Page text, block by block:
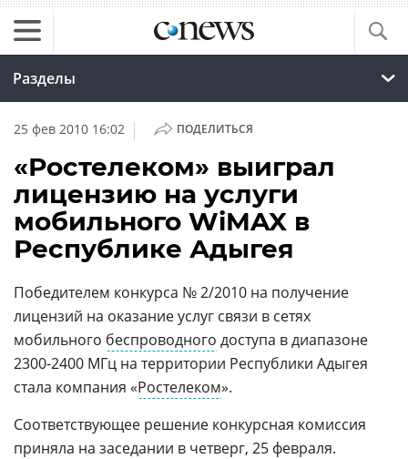
Разделы
25 фев 2010 16:02 | ПОДЕЛИТЬСЯ
«Ростелеком» выиграл
лицензию на услуги
мобильного WiMAX в
Республике Адыгея
Победителем конкурса № 2/2010 на получение
лицензий на оказание услуг связи в сетях
мобильного беспроводного доступа в диапазоне
2300-2400 МГц на территории Республики Адыгея
стала компания «Ростелеком».
Соответствующее решение конкурсная комиссия
приняла на заседании в четверг, 25 февраля.